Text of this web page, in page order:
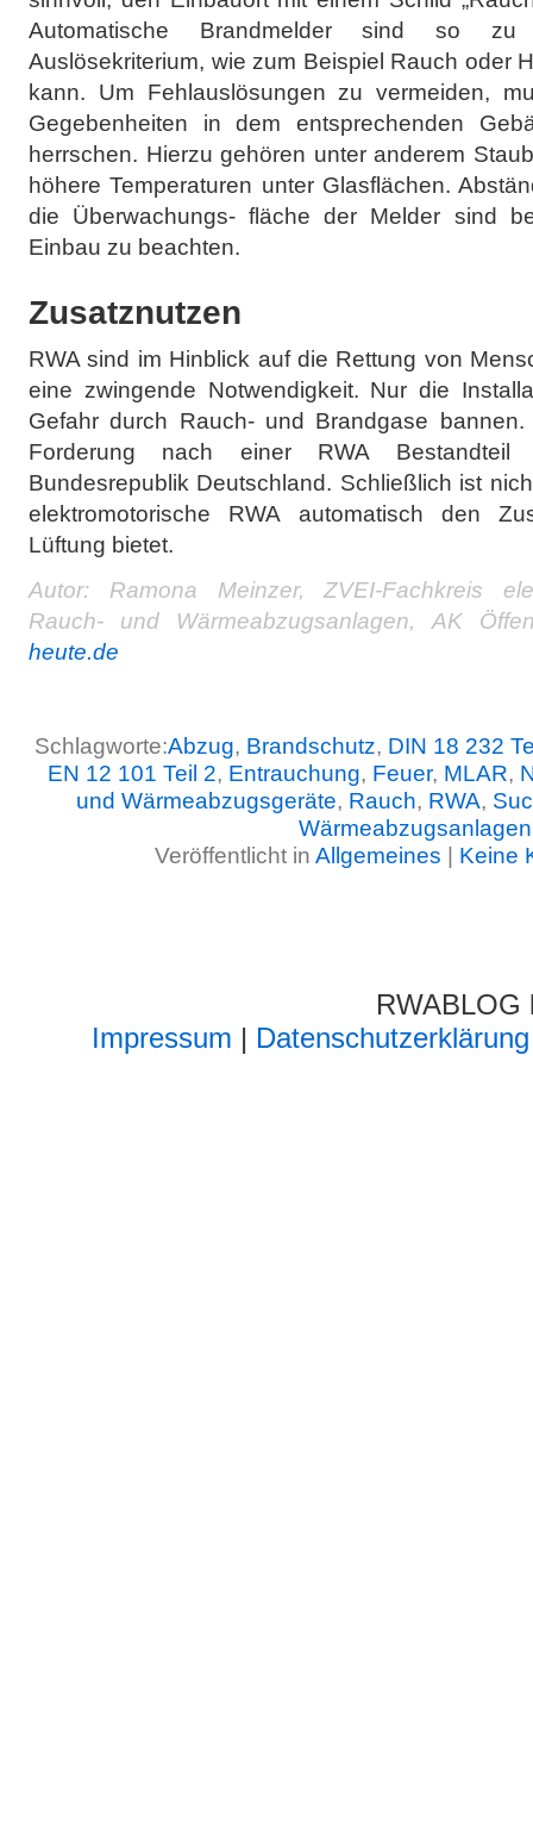
Automatische Brandmelder sind so
Auslösekriterium, wie zum Beispiel Rauch oder
kann. Um Fehlauslösungen zu vermeiden,
Gegebenheiten in dem entsprechenden
herrschen. Hierzu gehören unter anderem
höhere Temperaturen unter Glasflächen.
die Überwachungs- fläche der Melder sind
Einbau zu beachten.
Zusatznutzen
RWA sind im Hinblick auf die Rettung von
eine zwingende Notwendigkeit. Nur die
Gefahr durch Rauch- und Brandgase
Forderung nach einer RWA Bestandteil
Bundesrepublik Deutschland. Schließlich ist
elektromotorische RWA automatisch den
Lüftung bietet.
Autor: Ramona Meinzer, ZVEI-Fachkreis
Rauch- und Wärmeabzugsanlagen, AK
heute.de
Schlagworte:Abzug, Brandschutz, DIN 18 232
EN 12 101 Teil 2, Entrauchung, Feuer, MLAR,
und Wärmeabzugsgeräte, Rauch, RWA,
Wärmeabzugsanlagen
Veröffentlicht in Allgemeines | Keine
Impressum | Datenschutzerklärung